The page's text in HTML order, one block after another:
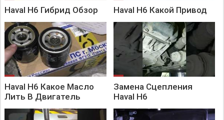
Haval H6 Гибрид Обзор Haval H6 Какой Привод
Haval H6 Какое Масло
Лить В Двигатель
Замена Сцепления
Haval H6